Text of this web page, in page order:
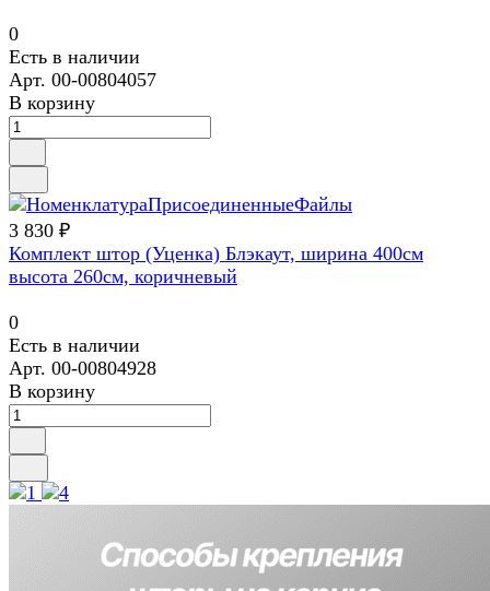
0
Есть в наличии
Арт. 00-00804057
В корзину
3 830 ₽
Комплект штор (Уценка) Блэкаут, ширина 400см
высота 260см, коричневый
0
Есть в наличии
Арт. 00-00804928
В корзину